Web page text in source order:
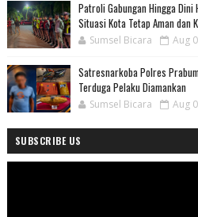
Patroli Gabungan Hingga
Situasi Kota Tetap Aman dan
Sumsel Bicara Aug
Satresnarkoba Polres
Terduga Pelaku Diamankan
Sumsel Bicara Aug
SUBSCRIBE US